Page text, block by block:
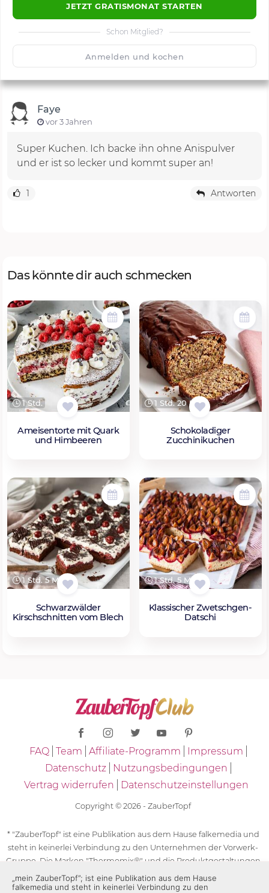
JETZT GRATISMONAT STARTEN
Schon Mitglied?
Anmelden und kochen
🙂 Speichern
Faye
vor 3 Jahren
Super Kuchen. Ich backe ihn ohne Anispulver
und er ist so lecker und kommt super an!
1 Antworten
Das könnte dir auch schmecken
1 Std.
Ameisentorte mit Quark
und Himbeeren
1 Std. 20 Min.
Schokoladiger
Zucchinikuchen
1 Std. 5 Min.
Schwarzwälder
Kirschschnitten vom Blech
1 Std. 5 Min.
Klassischer Zwetschgen-
Datschi
FAQ Team Affiliate-Programm
Impressum
Datenschutz
Nutzungsbedingungen
Vertrag widerrufen
Datenschutzeinstellungen
Copyright © 2026 - ZauberTopf
* "ZauberTopf" ist eine Publikation aus dem Hause falkemedia und
steht in keinerlei Verbindung zu den Unternehmen der Vorwerk-
Gruppe. Die Marken "Thermomix®" und die Produktgestaltungen
des "Thermomix®" sind eingetragene Marken der Unternehmen
der Vorwerk-Gruppe. Die Marken Thermomix®, die Zeichen TM5®,
„mein ZauberTopf”; ist eine Publikation aus dem Hause
falkemedia und steht in keinerlei Verbindung zu den